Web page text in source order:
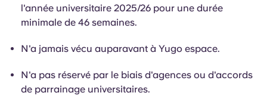
l'année universitaire 2025/26 pour une durée
minimale de 46 semaines.
N'a jamais vécu auparavant à Yugo espace.
N'a pas réservé par le biais d'agences ou d'accords
de parrainage universitaires.